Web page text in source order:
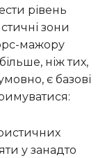
рівень
зони
мажору
ніж тих,
є базові
у занадто